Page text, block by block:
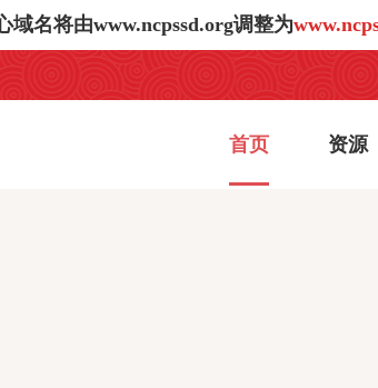
名将由www.ncpssd.org调整为
首页 资源